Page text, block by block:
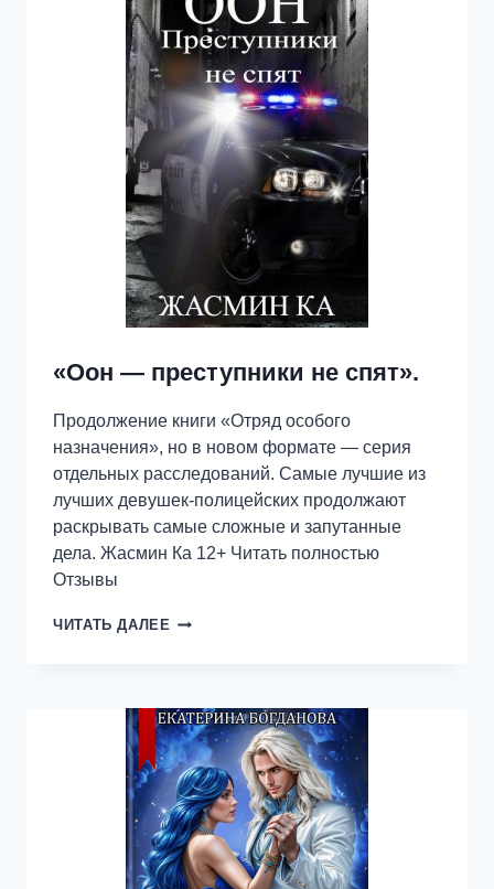
«Оон — преступники не спят».
Продолжение книги «Отряд особого
назначения», но в новом формате — серия
отдельных расследований. Самые лучшие из
лучших девушек-полицейских продолжают
раскрывать самые сложные и запутанные
дела. Жасмин Ка 12+ Читать полностью
Отзывы
ЧИТАТЬ ДАЛЕЕ «ООН
СПЯТ».